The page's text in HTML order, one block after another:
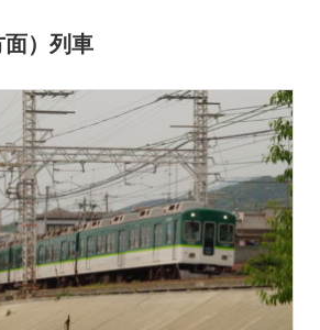
）列車